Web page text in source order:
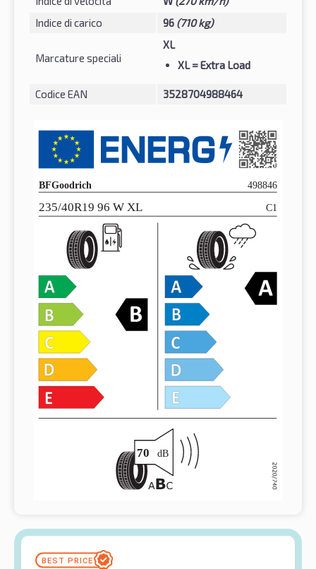
Indice di carico
96 (710 kg)
Marcature speciali
XL
XL = Extra Load
Codice EAN 3528704988464